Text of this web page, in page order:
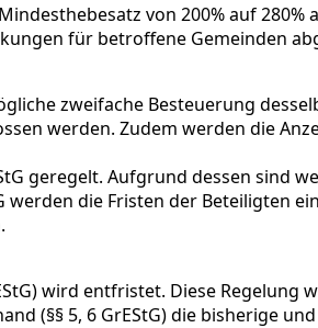
von 200% auf
für betroffene Gemeinden
zweifache Besteuerung
werden. Zudem werden die
geregelt. Aufgrund dessen sind
die Fristen der Beteiligten
wird entfristet. Diese Regelung
(§§ 5, 6 GrEStG) die bisherige